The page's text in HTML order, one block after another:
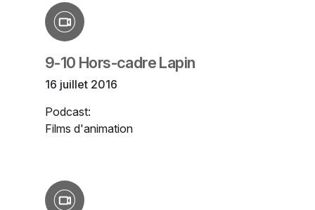
9-10 Hors-cadre Lapin
16 juillet 2016
Podcast:
Films d'animation